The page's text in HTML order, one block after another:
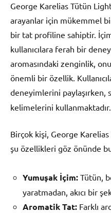
George Karelias Tütün
arayanlar için mükemmel
bir tat profiline sahiptir.
kullanıcılara ferah bir
aromasındaki zenginlik,
önemli bir özellik.
deneyimlerini paylaşırken,
kelimelerini kullanmaktadır.
Birçok kişi, George
şu özellikleri göz önünde
Yumuşak İçim: Tütün,
yaratmadan, akıcı bir
Aromatik Tat: Farklı